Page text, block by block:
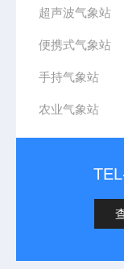
超声波气象站
便携式气象站
手持气象站
农业气象站